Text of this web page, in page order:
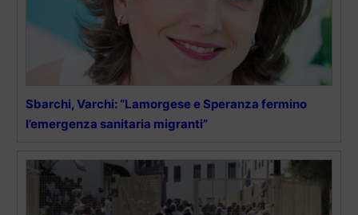
Sbarchi, Varchi: “Lamorgese e Speranza fermino
l’emergenza sanitaria migranti”